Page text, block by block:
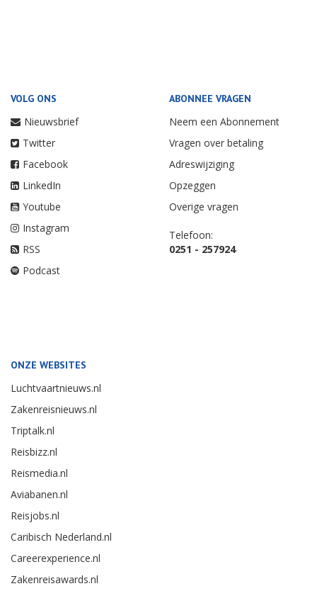
VOLG ONS
Nieuwsbrief
Twitter
Facebook
LinkedIn
Youtube
Instagram
RSS
Podcast
ABONNEE VRAGEN
Neem een Abonnement
Vragen over betaling
Adreswijziging
Opzeggen
Overige vragen
Telefoon:
0251 - 257924
ONZE WEBSITES
Luchtvaartnieuws.nl
Zakenreisnieuws.nl
Triptalk.nl
Reisbizz.nl
Reismedia.nl
Aviabanen.nl
Reisjobs.nl
Caribisch Nederland.nl
Careerexperience.nl
Zakenreisawards.nl